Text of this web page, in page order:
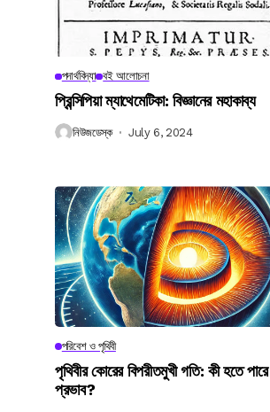
পদার্থবিদ্যা বই আলোচনা
প্রিন্সিপিয়া ম্যাথেমেটিকা: বিজ্ঞানের মহাকাব্য
নিউজডেস্ক July 6, 2024
পরিবেশ ও পৃথিবী
পৃথিবীর কোরের বিপরীতমুখী গতি: কী হতে
প্রভাব?